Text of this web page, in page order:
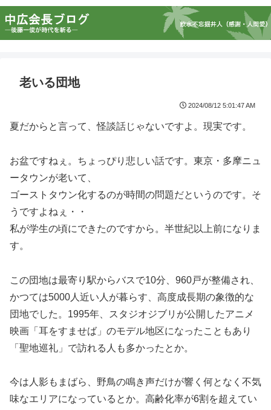
老いる団地
2024/08/12 5:01:47 AM
夏だからと言って、怪談話じゃないですよ。現実です。
お盆ですねぇ。ちょっぴり悲しい話です。東京・多摩ニュ
ータウンが老いて、
ゴーストタウン化するのが時間の問題だというのです。そ
うですよねぇ・・
私が学生の頃にできたのですから。半世紀以上前になりま
す。
この団地は最寄り駅からバスで10分、960戸が整備され、
かつては5000人近い人が暮らす、高度成長期の象徴的な
団地でした。1995年、スタジオジブリが公開したアニメ
映画「耳をすませば」のモデル地区になったこともあり
「聖地巡礼」で訪れる人も多かったとか。
今は人影もまばら、野鳥の鳴き声だけが響く何となく不気
味なエリアになっているとか。高齢化率が6割を超えてい